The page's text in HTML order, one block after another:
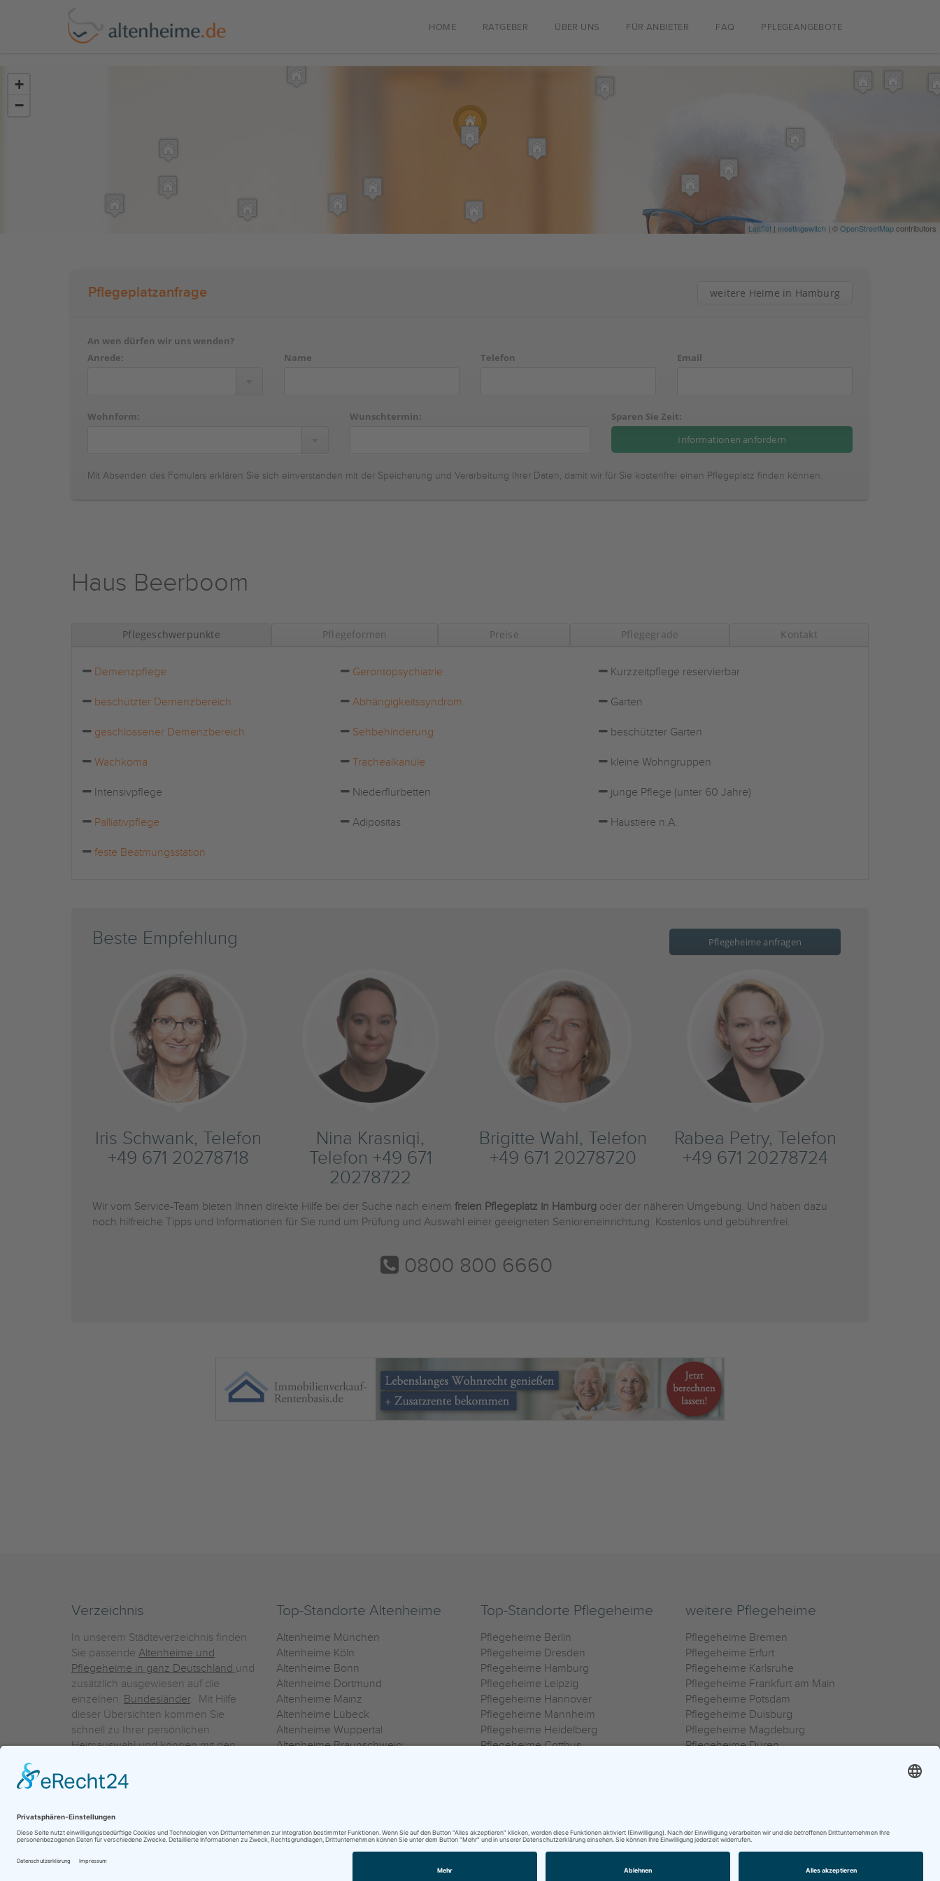
HOME RATGEBER ÜBER UNS FÜR ANBIETER FAQ PFLEGEANGEBOTE
+
−
Leaflet | meetingswitch | ©OpenStreetMapcontributors
Pflegeplatzanfrage weitere Heime in Hamburg
An wen dürfen wir uns wenden?
Anrede:
Name Telefon Email
Wohnform: Wunschtermin: Sparen Sie Zeit:
Mit Absenden des Fomulars erklären Sie sich einverstanden mit der Speicherung und Verarbeitung Ihrer Daten, damit wir für Sie kostenfrei einen Pflegeplatz finden können.
Haus Beerboom
Pflegeschwerpunkte Pflegeformen Preise Pflegegrade Kontakt
Demenzpflege Gerontopsychiatrie Kurzzeitpflege reservierbar
beschützter Demenzbereich Abhängigkeitssyndrom Garten
geschlossener Demenzbereich Sehbehinderung beschützter Garten
Wachkoma Trachealkanüle kleine Wohngruppen
Intensivpflege Niederflurbetten junge Pflege (unter 60 Jahre)
Palliativpflege Adipositas Haustiere n.A.
feste Beatmungsstation
Beste Empfehlung Pflegeheime anfragen
Iris Schwank, Telefon
+49 671 20278718
Nina Krasniqi,
Telefon +49 671
20278722
Brigitte Wahl, Telefon
+49 671 20278720
Rabea Petry, Telefon
+49 671 20278724
Wir vom Service-Team bieten Ihnen direkte Hilfe bei der Suche nach einem freien Pflegeplatz in Hamburg oder der näheren Umgebung. Und haben dazu
noch hilfreiche Tipps und Informationen für Sie rund um Prüfung und Auswahl einer geeigneten Senioreneinrichtung. Kostenlos und gebührenfrei.
0800 800 6660
Verzeichnis
In unserem Städteverzeichnis finden
Sie passende Altenheime und
Pflegeheime in ganz Deutschland und
zusätzlich ausgewiesen auf die
einzelnen Bundesländer. Mit Hilfe
dieser Übersichten kommen Sie
schnell zu Ihrer persönlichen
Heimauswahl und können mit den
einzelnen Häuser Leistungsvergleiche
vornehmen.
Top-Standorte Altenheime
Altenheime München
Altenheime Köln
Altenheime Bonn
Altenheime Dortmund
Altenheime Mainz
Altenheime Lübeck
Altenheime Wuppertal
Altenheime Braunschweig
Top-Standorte Pflegeheime
Pflegeheime Berlin
Pflegeheime Dresden
Pflegeheime Hamburg
Pflegeheime Leipzig
Pflegeheime Hannover
Pflegeheime Mannheim
Pflegeheime Heidelberg
Pflegeheime Cottbus
weitere Pflegeheime
Pflegeheime Bremen
Pflegeheime Erfurt
Pflegeheime Karlsruhe
Pflegeheime Frankfurt am Main
Pflegeheime Potsdam
Pflegeheime Duisburg
Pflegeheime Magdeburg
Pflegeheime Düren
0800 800 666 0